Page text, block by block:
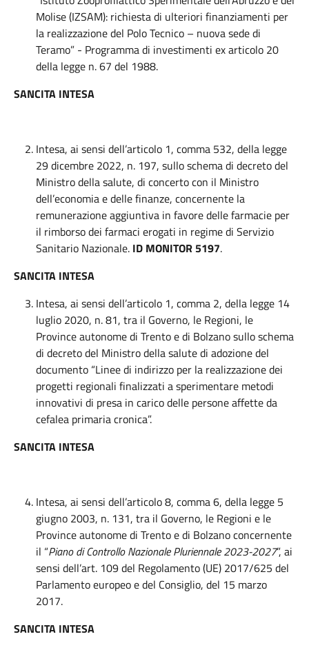
Molise (IZSAM): richiesta di ulteriori finanziamenti per
la realizzazione del Polo Tecnico – nuova sede di
Teramo” - Programma di investimenti ex articolo 20
della legge n. 67 del 1988.
SANCITA INTESA
Intesa, ai sensi dell’articolo 1, comma 532, della legge
29 dicembre 2022, n. 197, sullo schema di decreto del
Ministro della salute, di concerto con il Ministro
dell’economia e delle finanze, concernente la
remunerazione aggiuntiva in favore delle farmacie per
il rimborso dei farmaci erogati in regime di Servizio
Sanitario Nazionale. ID MONITOR 5197.
SANCITA INTESA
Intesa, ai sensi dell’articolo 1, comma 2, della legge 14
luglio 2020, n. 81, tra il Governo, le Regioni, le
Province autonome di Trento e di Bolzano sullo schema
di decreto del Ministro della salute di adozione del
documento “Linee di indirizzo per la realizzazione dei
progetti regionali finalizzati a sperimentare metodi
innovativi di presa in carico delle persone affette da
cefalea primaria cronica”.
SANCITA INTESA
Intesa, ai sensi dell’articolo 8, comma 6, della legge 5
giugno 2003, n. 131, tra il Governo, le Regioni e le
Province autonome di Trento e di Bolzano concernente
il “Piano di Controllo Nazionale Pluriennale 2023-2027”, ai
sensi dell’art. 109 del Regolamento (UE) 2017/625 del
Parlamento europeo e del Consiglio, del 15 marzo
2017.
SANCITA INTESA